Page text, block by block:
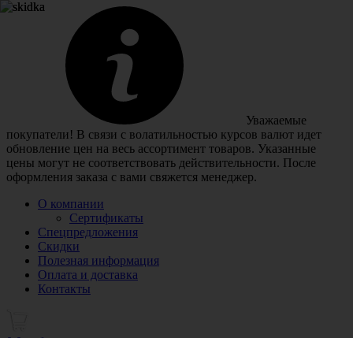
Уважаемые
покупатели! В связи с волатильностью курсов валют идет
обновление цен на весь ассортимент товаров. Указанные
цены могут не соответствовать действительности. После
оформления заказа с вами свяжется менеджер.
О компании
Сертификаты
Спецпредложения
Скидки
Полезная информация
Оплата и доставка
Контакты